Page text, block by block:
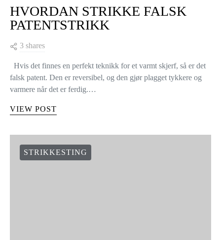
HVORDAN STRIKKE FALSK
PATENTSTRIKK
3 shares
Hvis det finnes en perfekt teknikk for et varmt skjerf, så er det
falsk patent. Den er reversibel, og den gjør plagget tykkere og
varmere når det er ferdig.…
VIEW POST
STRIKKESTING